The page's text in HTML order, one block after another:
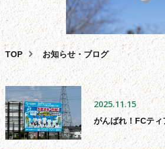
TOP お知らせ・ブログ
外壁塗装
屋根塗装・葺き替え・カバ
雨漏り・バルコニー・ベラ
その 他サービス
助成金 相談
スタッフ 紹 介
よくある質問
2025.11.15